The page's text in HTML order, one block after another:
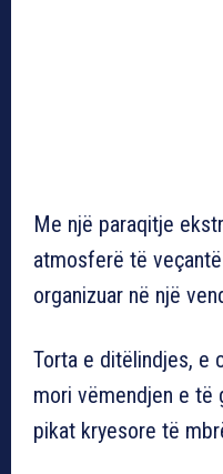
Me një paraqitje
atmosferë të
organizuar në një
Torta e ditëlindjes, e
mori vëmendjen e të
pikat kryesore të